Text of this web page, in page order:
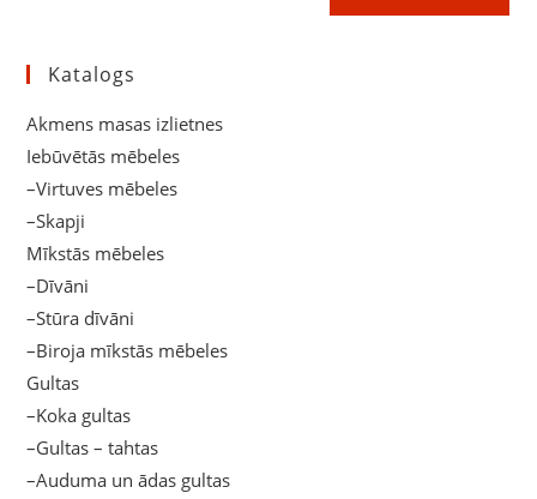
Katalogs
Akmens masas izlietnes
Iebūvētās mēbeles
–Virtuves mēbeles
–Skapji
Mīkstās mēbeles
–Dīvāni
–Stūra dīvāni
–Biroja mīkstās mēbeles
Gultas
–Koka gultas
–Gultas – tahtas
–Auduma un ādas gultas